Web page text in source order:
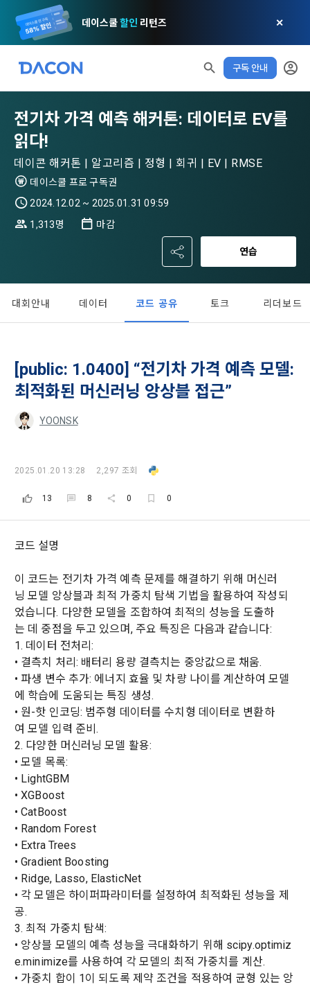
데이스쿨할인 리턴즈 ✕
구독 안내
0/150 XP
오늘의 XP 전체 XP
0 0
제 1 조 (목적)
비스를 이용하는 조건 및 절차에 관한 필요한 사항을 약속하여
며, 어떤 방식이든 본 서비스를 사용한다는 것은 “회원”이 본 약
관의 전부에 동의한다는 것을 의미하며 본 약관은 “회원”이 서비
스를 사용하는 동안 계속 유효하다. 본 약관은 저작권 분쟁 정책
의 조항을 포함한다.
제 2 조 (용어의 정의)
이 약관에서 사용하는 용어의 정의는 아래와 같다.
1."사이트"라 함은 "회사"가 서비스를 "회원"에게 제공하기 위하
여 컴퓨터 등 정보 통신 설비를 이용하여 설정한 가상의 영업장
또는 "회사"가 운영하는 아래 웹사이트를 말한다.
가. ***.dacon.io
2. "서비스"라 함은 “대회”, “교육”, “인재풀 등록” 등 사이트에서
제공하는 모든 서비스를 말한다. 그 외 "회사"가 운영하는 사이
분류, 가공, 집계하여 정보를 제공하는 서비스를 포함한다.
3. "개인회원"이라 함은 서비스를 이용하기 위하여 이 약관에 동
의하고 "회사"와 이용 계약을 체결한 개인을 말한다.
4. “인재회원”이라 함은 “데이콘 인재풀 서비스”를 이용하기 위
하여 본인의 개인정보와 프로젝트, 코드 등을 공유한 자로서, 채
는 것에 동의한 “개인회원”을 말한다.
5. “기업회원”이라 함은 “회사”에 대회의 주최를 의뢰하거나, 채
용 의뢰 서비스 등을 이용하기 위해 “회사”와 일정 계약을 한 개
인 또는 법인을 말한다.
데이콘 개인정보 처리방침
우선의 가치로 두고 있습니다. 데이콘주식회사(이하 ‘데이콘’ 또
는 ‘회사’)는 서비스 기획부터 종료까지 정보통신망 이용촉진 및
정보보호 등에 관한 법률(이하 ‘정보통신망법’), 개인정보보호법
등 국내의 개인정보 보호 법령을 철저히 준수합니다.
1. 개인정보처리방침의 의의
데이콘이 어떤 정보를 수집하고, 수집한 정보를 어떻게 사용하
며, 필요에 따라 누구와 이를 공유(‘위탁 또는 제공’)하며, 이용목
적을 달성한 정보를 언제, 어떻게 파기 하는지 등 ‘개인정보의 한
살이’와 관련한 정보를 투명하게 제공합니다.
정보주체로서 이용자는 자신의 개인정보에 대해 어떤 권리를 가
지고 있으며, 이를 어떤 방법과 절차로 행사할 수 있는지를 알려
드립니다. 또한, 법정대리인(부모 등)이 만14세 미만 아동의 개
인정보 보호를 위해 어떤 권리를 행사할 수 있는지도 함께 안내
합니다.
개인정보 침해사고가 발생하는 경우, 추가적인 피해를 예방하고
이미 발생한 피해를 복구하기 위해 누구에게 연락하여 어떤 도
움을 받을 수 있는지 알려 드립니다.
그 무엇보다도, 개인정보와 관련하여 데이콘과 이용자 간의 권
리 및 의무 관계를 규정하여 이용자의 ‘개인정보자기결정권’을
보장하는 수단이 됩니다.
1. 광고성 정보의 이용목적
DACON이 제공하는 이용자 맞춤형 서비스 및 상품 추천, 각종
우편이나
서신우편, 문자(SMS 또는 카카오 알림톡), 푸시, 전화 등을 통해
이용자에게 제공합니다.
- 마케팅 수신 동의는 거부하실 수 있으며 동의 이후에라도 고객
의 의사에 따라 동의를 철회할 수 있습니다.
동의를 거부 하시더라도 DACON에서 제공하는 서비스의 이용
에 제한이 되지 않습니다.
단, 할인, 이벤트 및 이용자 맞춤형 상품 추천 등의 마케팅 정보
안내 서비스가 제한됩니다.
2. 미동의 시 불이익 사항
개인정보보호법 제22조 제5항에 의해 선택정보 사항에 대해서
는 동의 거부 하시더라도 서비스 이용에 제한되지 않습니다.
단, 할인, 이벤트 및 이용자 맞춤형 상품 추천 등의 마케팅 정보
안내 서비스가 제한됩니다.
3. 서비스 정보 수신 동의 철회
DACON에서 제공하는 마케팅 정보를 원하지 않을 경우 ‘홈>계
정관리 페이지의 하단 마케팅(대회 진행, 교육 등) 정보 수신 동
의(선택)’에서 철회를 요청할 수 있습니다.
또한 향후 마케팅 활용에 새롭게 동의하고자 하는 경우에는 ‘홈>
전기차 가격 예측 해커톤: 데이터로 EV를
읽다!
데이콘 해커톤 | 알고리즘 | 정형 | 회귀 | EV | RMSE
데이스쿨 프로 구독권
2024.12.02 ~ 2025.01.31 09:59
1,313명
마감
연습
대회안내 데이터 코드 공유 토크 리더보드
[public: 1.0400] “전기차 가격 예측 모델:
최적화된 머신러닝 앙상블 접근”
YOONSK
2025.01.20 13:28 2,297 조회
13 8 0 0
코드 설명
이 코드는 전기차 가격 예측 문제를 해결하기 위해 머신러
닝 모델 앙상블과 최적 가중치 탐색 기법을 활용하여 작성되
었습니다. 다양한 모델을 조합하여 최적의 성능을 도출하
는 데 중점을 두고 있으며, 주요 특징은 다음과 같습니다:
1. 데이터 전처리:
• 결측치 처리: 배터리 용량 결측치는 중앙값으로 채움.
• 파생 변수 추가: 에너지 효율 및 차량 나이를 계산하여 모델
에 학습에 도움되는 특징 생성.
• 원-핫 인코딩: 범주형 데이터를 수치형 데이터로 변환하
여 모델 입력 준비.
2. 다양한 머신러닝 모델 활용:
• 모델 목록:
• LightGBM
• XGBoost
• CatBoost
• Random Forest
• Extra Trees
• Gradient Boosting
• Ridge, Lasso, ElasticNet
• 각 모델은 하이퍼파라미터를 설정하여 최적화된 성능을 제
공.
3. 최적 가중치 탐색:
• 앙상블 모델의 예측 성능을 극대화하기 위해 scipy.optimiz
e.minimize를 사용하여 각 모델의 최적 가중치를 계산.
• 가중치 합이 1이 되도록 제약 조건을 적용하여 균형 있는 앙